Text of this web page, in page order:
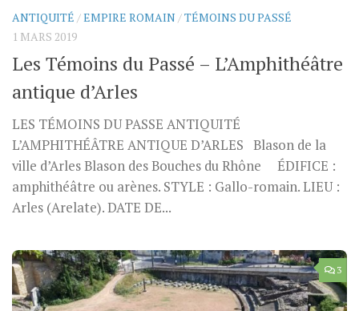
ANTIQUITÉ /EMPIRE ROMAIN /TÉMOINS DU PASSÉ
1 MARS 2019
Les Témoins du Passé – L’Amphithéâtre
antique d’Arles
LES TÉMOINS DU PASSE ANTIQUITÉ
L’AMPHITHÉÂTRE ANTIQUE D’ARLES Blason de la
ville d’Arles Blason des Bouches du Rhône ÉDIFICE :
amphithéâtre ou arènes. STYLE : Gallo-romain. LIEU :
Arles (Arelate). DATE DE...
3